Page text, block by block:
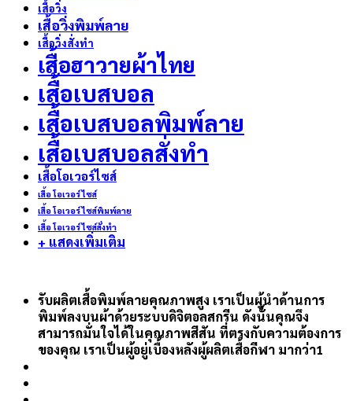
เสื้อวิ่ง
เสื้อวิ่งพิมพ์ลาย
เสื้อวิ่งสั่งทำ
เสื้อฮาวายผ้าไทย
เสื้อเบสบอล
เสื้อเบสบอลพิมพ์ลาย
เสื้อเบสบอลสั่งทำ
เสื้อโอเวอร์ไซส์
เสื้อ โอเวอร์ ไซส์
เสื้อ โอเวอร์ ไซส์พิมพ์ลาย
เสื้อ โอเวอร์ ไซส์สั่งทำ
+ แสดงเพิ่มเติม
รับผลิตเสื้อพิมพ์ลายคุณภาพสูง เราเป็นผู้นำด้านการ
พิมพ์ลงบนผ้าด้วยระบบดิจิตอลสกรีน ดังนั้นคุณจึง
สามารถมั่นใจได้ในคุณภาพสีสัน ที่ตรงกับความต้องการ
ของคุณ เราเป็นผู้อยู่เบื้องหลังผู้ผลิตเสื้อกีฬา มากว่า1